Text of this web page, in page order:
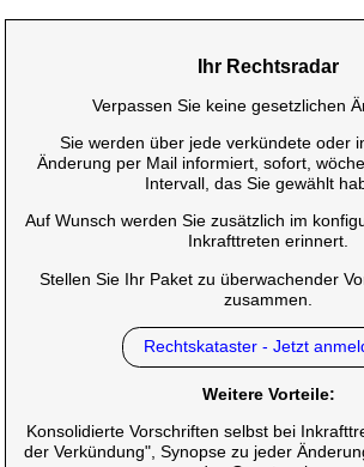
Ihr Rechtsradar
Verpassen Sie keine gesetzlichen
Sie werden über jede verkündete oder
Änderung per Mail informiert, sofort,
Intervall, das Sie gewählt
Auf Wunsch werden Sie zusätzlich im
Inkrafttreten erinnert.
Stellen Sie Ihr Paket zu überwachender
zusammen.
Rechtskataster - Jetzt
Weitere Vorteile:
Konsolidierte Vorschriften selbst bei
der Verkündung", Synopse zu jeder